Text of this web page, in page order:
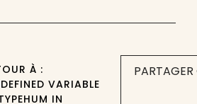
À :
VARIABLE
IN